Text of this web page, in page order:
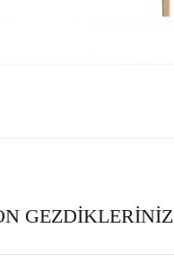
GEZDİKLERİNİZ